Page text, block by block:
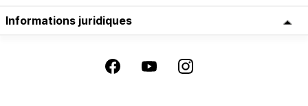
Informations juridiques